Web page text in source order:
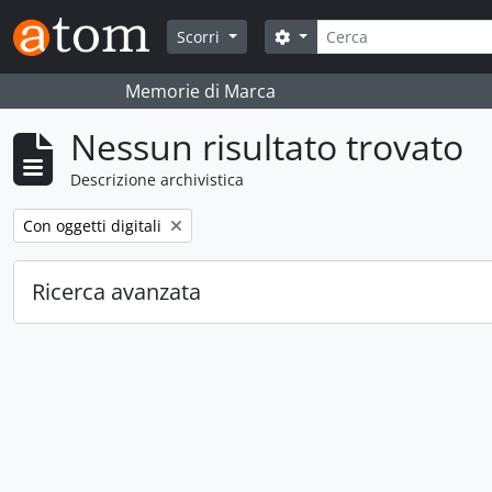
Skip to main content
Scorri
Cerca
Search options
Memorie di Marca
Nessun risultato trovato
Descrizione archivistica
Remove filter:
Con oggetti digitali
Ricerca avanzata